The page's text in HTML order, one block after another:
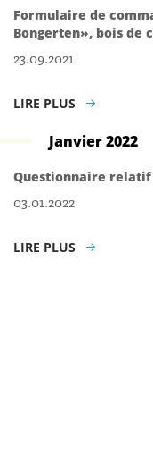
Formulaire de
Bongerten», bois de
23.09.2021
LIRE PLUS
Janvier 2022
Questionnaire
03.01.2022
LIRE PLUS